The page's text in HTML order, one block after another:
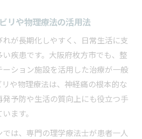
リや物理療法の活用法
が長期化しやすく、日常生活に支
疾患です。大阪府枚方市でも、整
ーション施設を活用した治療が一般
や物理療法は、神経痛の根本的な
発予防や生活の質向上にも役立つ手
ます。
では、専門の理学療法士が患者一人